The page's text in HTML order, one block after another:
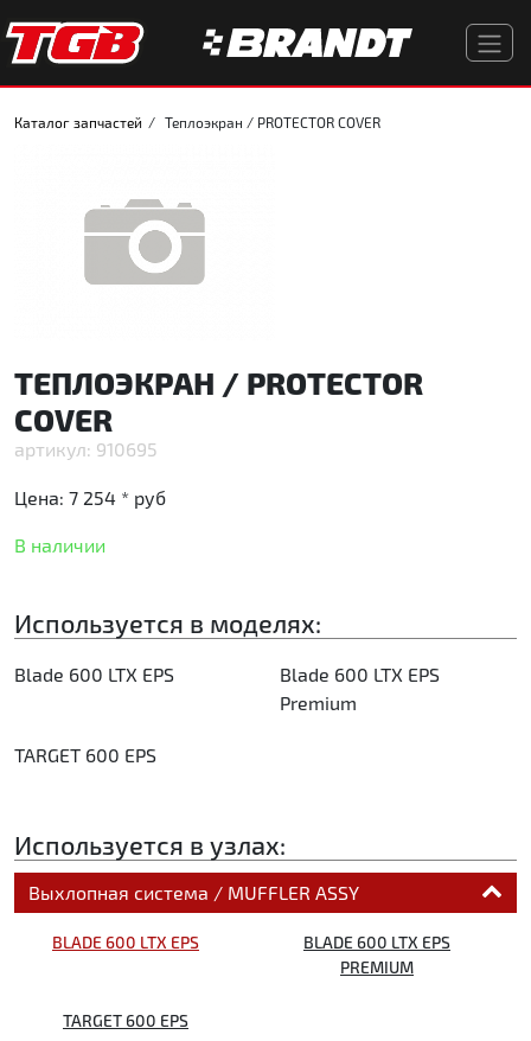
Каталог запчастей Теплоэкран / PROTECTOR COVER
ТЕПЛОЭКРАН / PROTECTOR
COVER
910695
Цена: 7 254 * руб
В наличии
Используется в моделях:
Blade 600 LTX EPS
Blade 600 LTX EPS
Premium
TARGET 600 EPS
Используется в узлах:
Выхлопная система / MUFFLER ASSY
BLADE 600 LTX EPS
BLADE 600 LTX EPS
PREMIUM
TARGET 600 EPS